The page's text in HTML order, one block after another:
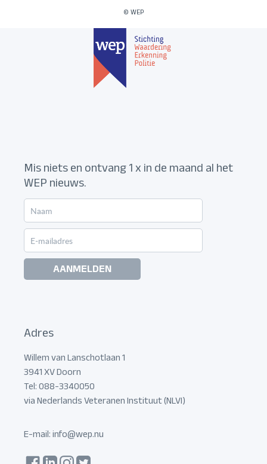
© WEP
Mis niets en ontvang 1 x in de maand al het
WEP nieuws.
AANMELDEN
Adres
Willem van Lanschotlaan 1
3941 XV Doorn
Tel: 088-3340050
via Nederlands Veteranen Instituut (NLVI)
E-mail:info@wep.nu